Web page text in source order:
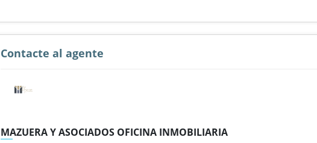
Contacte al agente
MAZUERA Y ASOCIADOS OFICINA INMOBILIARIA